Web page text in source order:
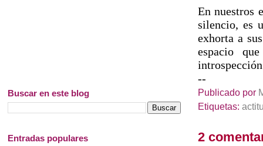
En nuestros
silencio, es
exhorta a
espacio
--
Publicado por
Etiquetas:
2
Buscar en este blog
Entradas populares